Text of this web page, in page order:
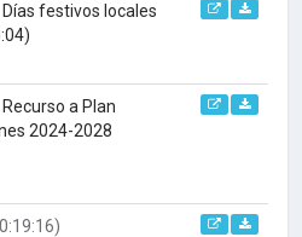
festivos locales
a Plan
2024-2028